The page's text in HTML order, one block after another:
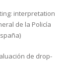
interpretation
de la Policía
de drop-